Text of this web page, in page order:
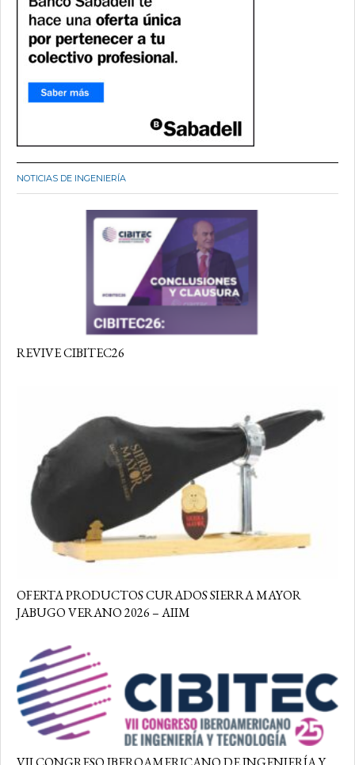
NOTICIAS DE INGENIERÍA
REVIVE CIBITEC26
OFERTA PRODUCTOS CURADOS SIERRA MAYOR
JABUGO VERANO 2026 – AIIM